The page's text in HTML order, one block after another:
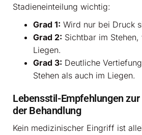
Stadieneinteilung wichtig:
Grad 1: Wird nur bei Druck
Grad 2: Sichtbar im
Liegen.
Grad 3: Deutliche
Stehen als auch im Liegen.
Lebensstil-Empfehlungen
der Behandlung
Kein medizinischer Eingriff ist